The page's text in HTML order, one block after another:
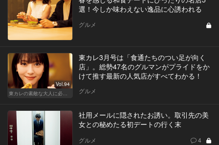
選！今しか味わえない逸品に心誘われる
グルメ
Vol.94
東カレ3月号は「食通たちのつい足が向く
店」。総勢47名のグルマンがプライドをか
けて推す最新の人気店がすべてわかる！
グルメ
社用メールに隠されたお誘い。取引先の美
女との秘めたる初デートの行く末
グルメ 4